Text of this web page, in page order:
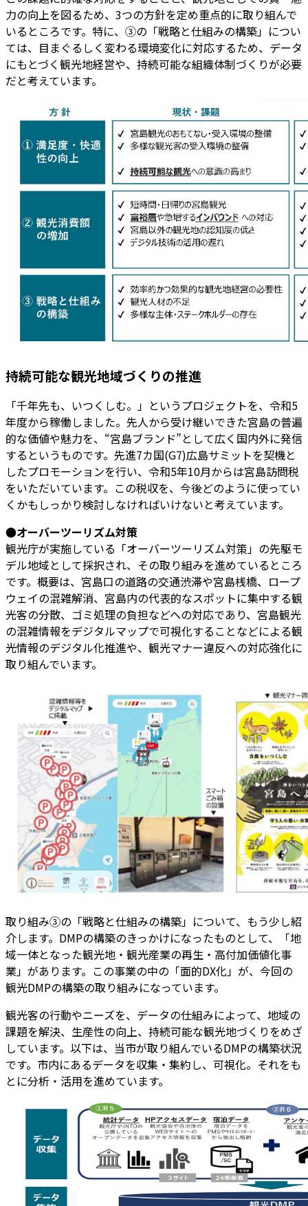
力の向上を図るため、3つの方針を定め重点的に取り組んで
いるところです。特に、③の「戦略と仕組みの構築」につい
ては、目まぐるしく変わる環境変化に対応するため、データ
にもとづく観光地経営や、持続可能な組織体制づくりが必要
だと考えています。
持続可能な観光地域づくりの推進
「千年先も、いつくしむ。」というプロジェクトを、令和5
年度から稼働しました。先人から受け継いできた宮島の普遍
的な価値や魅力を、“宮島ブランド”として広く国内外に発信
するというものです。先進7カ国(G7)広島サミットを契機と
したプロモーションを行い、令和5年10月からは宮島訪問税
をいただいています。この税収を、今後どのように使ってい
くかもしっかり検討しなければいけないと考えています。
●オーバーツーリズム対策
観光庁が実施している「オーバーツーリズム対策」の先駆モ
デル地域として採択され、その取り組みを進めているところ
です。概要は、宮島口の道路の交通渋滞や宮島桟橋、ロープ
ウェイの混雑解消、宮島内の代表的なスポットに集中する観
光客の分散、ゴミ処理の負担などへの対応であり、宮島観光
の混雑情報をデジタルマップで可視化することなどによる観
光情報のデジタル化推進や、観光マナー違反への対応強化に
取り組んでいます。
取り組み③の「戦略と仕組みの構築」について、もう少し紹
介します。DMPの構築のきっかけになったものとして、「地
域一体となった観光地・観光産業の再生・高付加価値化事
業」があります。この事業の中の「面的DX化」が、今回の
観光DMPの構築の取り組みになっています。
観光客の行動やニーズを、データの仕組みによって、地域の
課題を解決、生産性の向上、持続可能な観光地づくりをめざ
しています。以下は、当市が取り組んでいるDMPの構築状況
です。市内にあるデータを収集・集約し、可視化。それをも
とに分析・活用を進めています。